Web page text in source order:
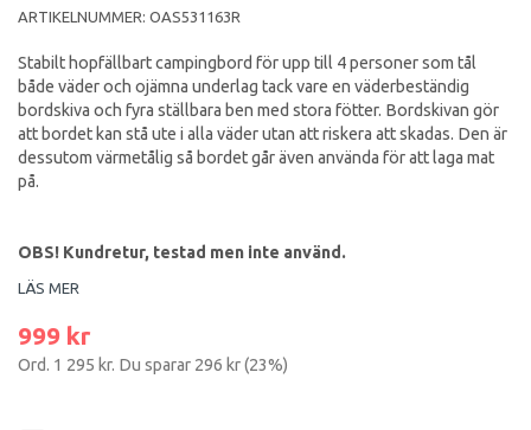
ARTIKELNUMMER: OAS531163R
Stabilt hopfällbart campingbord för upp till 4 personer som tål
både väder och ojämna underlag tack vare en väderbeständig
bordskiva och fyra ställbara ben med stora fötter. Bordskivan gör
att bordet kan stå ute i alla väder utan att riskera att skadas. Den är
dessutom värmetålig så bordet går även använda för att laga mat
på.
OBS! Kundretur, testad men inte använd.
LÄS MER
999 kr
Ord. 1 295 kr. Du sparar 296 kr(23%)